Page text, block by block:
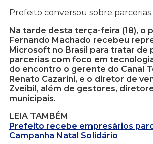
Prefeito conversou sobre
Na tarde desta terça-feira (18), o
Fernando Machado recebeu
Microsoft no Brasil para tratar de
parcerias com foco em
do encontro o gerente do Canal
Renato Cazarini, e o diretor de
Zveibil, além de gestores,
municipais.
LEIA TAMBÉM
Prefeito recebe empresários
Campanha Natal Solidário